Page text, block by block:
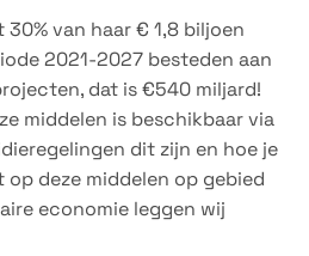
30% van haar € 1,8 biljoen
2021-2027 besteden aan
dat is €540 miljard!
middelen is beschikbaar via
dit zijn en hoe je
op deze middelen op gebied
economie leggen wij